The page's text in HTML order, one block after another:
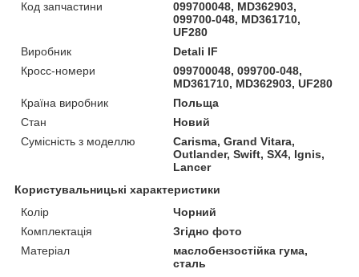
Код запчастини
099700048, MD362903,
099700-048, MD361710,
UF280
Виробник
Detali IF
Кросс-номери
099700048, 099700-048,
MD361710, MD362903, UF280
Країна виробник
Польща
Стан
Новий
Сумісність з моделлю
Carisma, Grand Vitara,
Outlander, Swift, SX4, Ignis,
Lancer
Користувальницькі характеристики
Колір
Чорний
Комплектація
Згідно фото
Матеріал
маслобензостійка гума,
сталь